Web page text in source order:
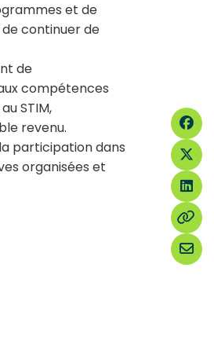
et de
continuer de
de
compétences
STIM,
revenu.
participation dans
organisées et